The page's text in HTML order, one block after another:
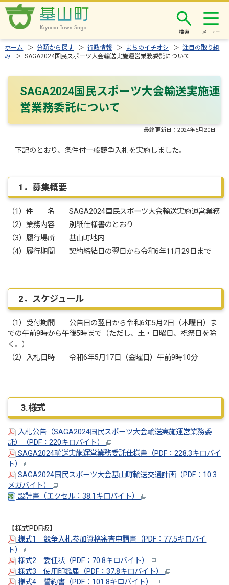
検索
ホーム ＞分類から探す ＞行政情報 ＞ まちのイチオシ ＞注目の取り組
み
＞ SAGA2024国民スポーツ大会輸送実施運営業務委託について
SAGA2024国民スポーツ大会輸送実施運
営業務委託について
最終更新日：2024年5月20日
下記のとおり、条件付一般競争入札を実施しました。
1．募集概要
（1）件 名 SAGA2024国民スポーツ大会輸送実施運営業務
（2）業務内容 別紙仕様書のとおり
（3）履行場所 基山町地内
（4）履行期間 契約締結日の翌日から令和6年11月29日まで
2．スケジュール
（1）受付期間 公告日の翌日から令和6年5月2日（木曜日）ま
での午前9時から午後5時まで（ただし、土・日曜日、祝祭日を除
く。）
（2）入札日時 令和6年5月17日（金曜日）午前9時10分
3.様式
入札公告（SAGA2024国民スポーツ大会輸送実施運営業務委
託）（PDF：220キロバイト）
SAGA2024輸送実施運営業務委託仕様書（PDF：228.3キロバイ
ト）
SAGA2024国民スポーツ大会基山町輸送交通計画（PDF：10.3
メガバイト）
設計書（エクセル：38.1キロバイト）
【様式PDF版】
様式1 競争入札参加資格審査申請書（PDF：77.5キロバイ
ト）
様式2 委任状（PDF：70.8キロバイト）
様式3 使用印鑑届（PDF：37.8キロバイト）
様式4 誓約書（PDF：101.8キロバイト）